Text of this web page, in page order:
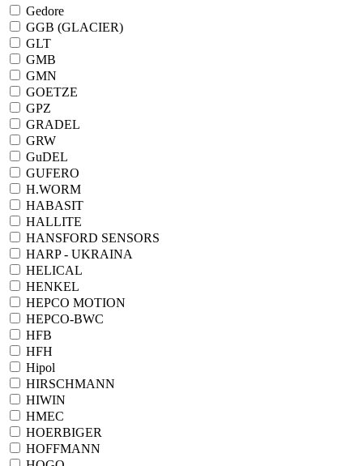
Gedore
GGB (GLACIER)
GLT
GMB
GMN
GOETZE
GPZ
GRADEL
GRW
GuDEL
GUFERO
H.WORM
HABASIT
HALLITE
HANSFORD SENSORS
HARP - UKRAINA
HELICAL
HENKEL
HEPCO MOTION
HEPCO-BWC
HFB
HFH
Hipol
HIRSCHMANN
HIWIN
HMEC
HOERBIGER
HOFFMANN